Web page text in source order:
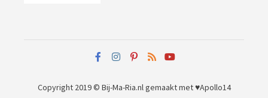
Copyright 2019 © Bij-Ma-Ria.nlgemaakt met ♥Apollo14